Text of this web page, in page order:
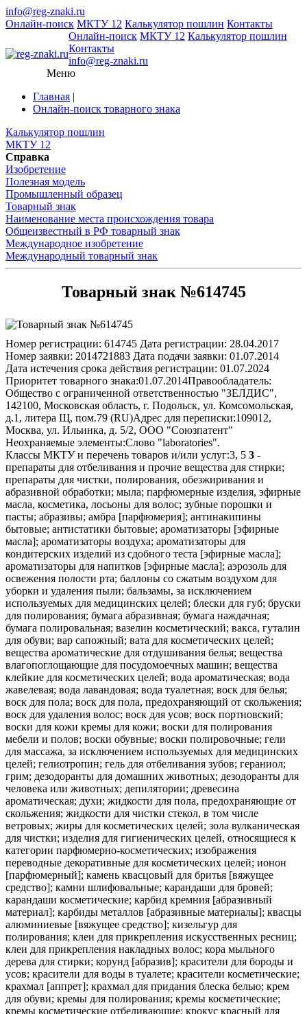
info@reg-znaki.ru
Онлайн-поиск МКТУ 12 Калькулятор пошлин Контакты
Онлайн-поиск МКТУ 12 Калькулятор пошлин
Контакты
info@reg-znaki.ru
Меню
Главная |
Онлайн-поиск товарного знака
Калькулятор пошлин
МКТУ 12
Справка
Изобретение
Полезная модель
Промышленный образец
Товарный знак
Наименование места происхождения товара
Общеизвестный в РФ товарный знак
Международное изобретение
Международный товарный знак
Товарный знак №614745
Номер регистрации: 614745 Дата регистрации: 28.04.2017
Номер заявки: 2014721883 Дата подачи заявки: 01.07.2014
Дата истечения срока действия регистрации: 01.07.2024
Приоритет товарного знака:01.07.2014Правообладатель:
Общество с ограниченной ответственностью "ЗЕЛДИС",
142100, Московская область, г. Подольск, ул. Комсомольская,
д.1, литера Щ, пом.79 (RU)Адрес для переписки:109012,
Москва, ул. Ильинка, д. 5/2, ООО "Союзпатент"
Неохраняемые элементы:Слово "laboratories".
Классы МКТУ и перечень товаров и/или услуг:3, 5 3 -
препараты для отбеливания и прочие вещества для стирки;
препараты для чистки, полирования, обезжиривания и
абразивной обработки; мыла; парфюмерные изделия, эфирные
масла, косметика, лосьоны для волос; зубные порошки и
пасты; абразивы; амбра [парфюмерия]; антинакипины
бытовые; антистатики бытовые; ароматизаторы [эфирные
масла]; ароматизаторы воздуха; ароматизаторы для
кондитерских изделий из сдобного теста [эфирные масла];
ароматизаторы для напитков [эфирные масла]; аэрозоль для
освежения полости рта; баллоны со сжатым воздухом для
уборки и удаления пыли; бальзамы, за исключением
используемых для медицинских целей; блески для губ; бруски
для полирования; бумага абразивная; бумага наждачная;
бумага полировальная; вазелин косметический; вакса, гуталин
для обуви; вар сапожный; вата для косметических целей;
вещества ароматические для отдушивания белья; вещества
влагопоглощающие для посудомоечных машин; вещества
клейкие для косметических целей; вода ароматическая; вода
жавелевая; вода лавандовая; вода туалетная; воск для белья;
воск для пола; воск для пола, предохраняющий от скольжения;
воск для удаления волос; воск для усов; воск портновский;
воски для кожи кремы для кожи; воски для полирования
мебели и полов; воски обувные; воски полировочные; гели
для массажа, за исключением используемых для медицинских
целей; гелиотропин; гель для отбеливания зубов; гераниол;
грим; дезодоранты для домашних животных; дезодоранты для
человека или животных; депилятории; древесина
ароматическая; духи; жидкости для пола, предохраняющие от
скольжения; жидкости для чистки стекол, в том числе
ветровых; жиры для косметических целей; зола вулканическая
для чистки; изделия для гигиенических целей, относящиеся к
категории парфюмерно-косметических; изображения
переводные декоративные для косметических целей; ионон
[парфюмерный]; камень квасцовый для бритья [вяжущее
средство]; камни шлифовальные; карандаши для бровей;
карандаши косметические; карбид кремния [абразивный
материал]; карбиды металлов [абразивные материалы]; квасцы
алюминиевые [вяжущее средство]; кизельгур для
полирования; клеи для прикрепления искусственных ресниц;
клеи для прикрепления накладных волос; кора мыльного
дерева для стирки; корунд [абразив]; красители для бороды и
усов; красители для воды в туалете; красители косметические;
крахмал [аппрет]; крахмал для придания блеска белью; крем
для обуви; кремы для полирования; кремы косметические;
кремы косметические отбеливающие; крокус красный для